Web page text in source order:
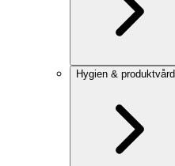
Hygien & produktvård